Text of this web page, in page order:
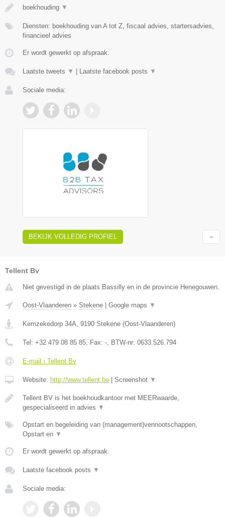
boekhouding ▼
Diensten: boekhouding van A tot Z, fiscaal advies, startersadvies,
financieel advies
Er wordt gewerkt op afspraak.
Laatste tweets ▼ Laatste facebook posts ▼
Sociale media:
BEKIJK VOLLEDIG PROFIEL
Tellent Bv
Niet gevestigd in de plaats Bassilly en in de provincie Henegouwen.
Oost-Vlaanderen » Stekene | Google maps ▼
Kemzekedorp 34A 9190 Stekene (Oost-Vlaanderen)
Tel: +32 479 08 85 85 , Fax: - , BTW-nr: 0633.526.794
E-mail › Tellent Bv
Website: http://www.tellent.be | Screenshot ▼
Tellent BV is het boekhoudkantoor met MEERwaarde,
gespecialiseerd in advies ▼
Opstart en begeleiding van (management)vennootschappen,
Opstart en ▼
Er wordt gewerkt op afspraak.
Laatste facebook posts ▼
Sociale media: